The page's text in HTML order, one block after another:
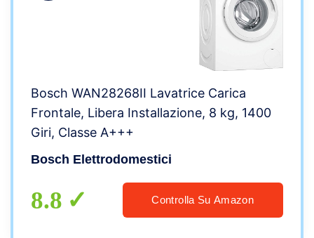
Bosch WAN28268II Lavatrice Carica
Frontale, Libera Installazione, 8 kg, 1400
Giri, Classe A+++
Bosch Elettrodomestici
8.8 Controlla Su Amazon